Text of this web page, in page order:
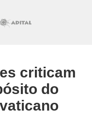
criticam
do